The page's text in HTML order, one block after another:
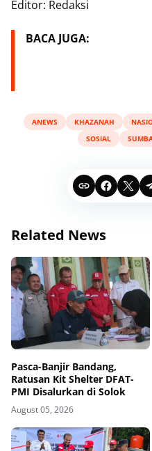
Editor: Redaksi
BACA JUGA:
ANEWS KHAZANAH
SOSIAL
Related News
Pasca-Banjir Bandang,
Ratusan Kit Shelter DFAT-
PMI Disalurkan di Solok
August 05, 2026